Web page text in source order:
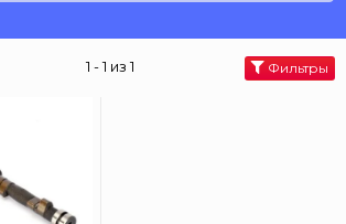
1 - 1 из 1 Фильтры